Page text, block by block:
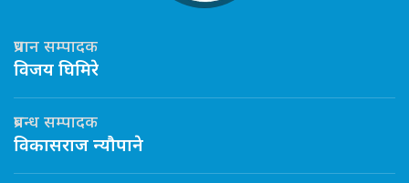
प्रधान सम्पादक
विजय घिमिरे
प्रबन्ध सम्पादक
विकासराज न्यौपाने